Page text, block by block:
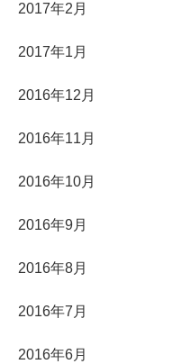
2017年2月
2017年1月
2016年12月
2016年11月
2016年10月
2016年9月
2016年8月
2016年7月
2016年6月